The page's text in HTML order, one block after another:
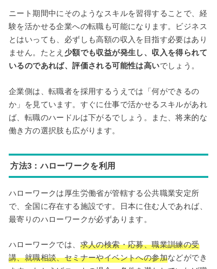
ニート期間中にそのようなスキルを習得することで、経
験を活かせる企業への転職も可能になります。ビジネス
とはいっても、必ずしも高額の収入を目指す必要はあり
ません。たとえ 少額でも収益が発生し、収入を得られて
いるのであれば、評価される可能性は高いでしょう。
企業側は、転職者を採用するうえでは「何ができるの
か」を見ています。すぐに仕事で活かせるスキルがあれ
ば、転職のハードルは下がるでしょう。また、将来的な
働き方の選択肢も広がります。
方法3：ハローワークを利用
ハローワークは厚生労働省が管轄する公共職業安定所
で、全国に存在する施設です。日本に住む人であれば、
最寄りのハローワークが必ずあります。
ハローワークでは、 求人の検索・応募、職業訓練の受
講、就職相談、セミナーやイベントへの参加などができ